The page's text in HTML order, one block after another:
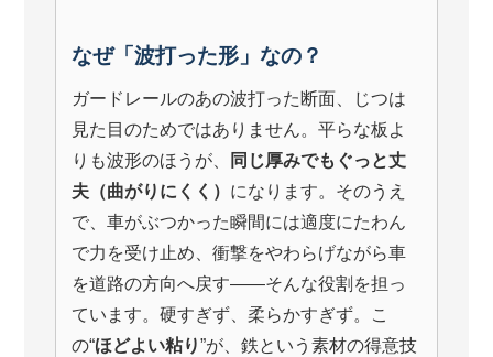
なぜ「波打った形」なの？
ガードレールのあの波打った断面、じつは
見た目のためではありません。平らな板よ
りも波形のほうが、
同じ厚みでもぐっと丈
夫（曲がりにくく） になります。そのうえ
で、車がぶつかった瞬間には適度にたわん
で力を受け止め、衝撃をやわらげながら車
を道路の方向へ戻す――そんな役割を担っ
ています。硬すぎず、柔らかすぎず。こ
の“ほどよい粘り”が、鉄という素材の得意技